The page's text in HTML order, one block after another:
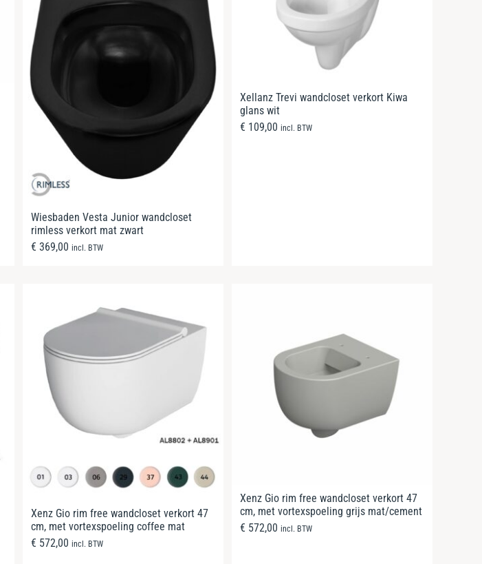
Wiesbaden Vesta Junior wandcloset
rimless verkort mat zwart
€ 369,00 incl. BTW
Xellanz Trevi wandcloset verkort Kiwa
glans wit
€ 109,00 incl. BTW
Xenz Gio rim free wandcloset verkort 47
cm, met vortexspoeling coffee mat
€ 572,00 incl. BTW
Xenz Gio rim free wandcloset verkort 47
cm, met vortexspoeling grijs mat/cement
€ 572,00 incl. BTW